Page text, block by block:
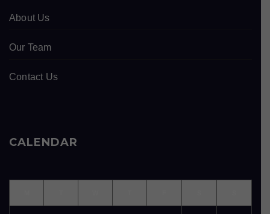
About Us
Our Team
Contact Us
CALENDAR